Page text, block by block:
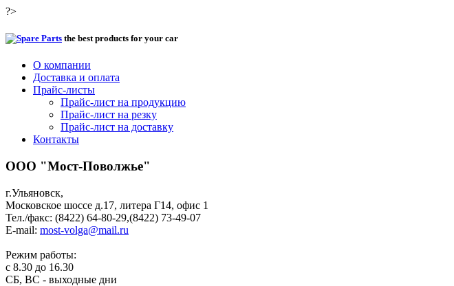
?>
the best products for your car
О компании
Доставка и оплата
Прайс-листы
Прайс-лист на продукцию
Прайс-лист на резку
Прайс-лист на доставку
Контакты
ООО "Мост-Поволжье"
г.Ульяновск,
Московское шоссе д.17, литера Г14, офис 1
Тел./факс: (8422) 64-80-29,(8422) 73-49-07
E-mail: most-volga@mail.ru
Режим работы:
с 8.30 до 16.30
СБ, ВС - выходные дни